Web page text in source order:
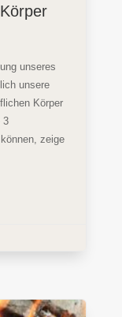
unseres
unsere
Körper
3
zeige